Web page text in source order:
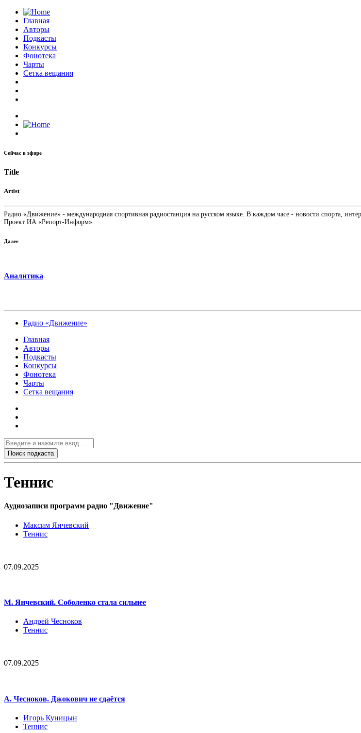
Главная
Авторы
Подкасты
Конкурсы
Фонотека
Чарты
Сетка вещания
Сейчас в эфире
Title
Artist
Радио «Движение» - международная спортивная радиостанция на русском языке. В каждом часе - новости спорта,
Проект ИА «Репорт-Информ».
Далее
Аналитика
Радио «Движение»
Главная
Авторы
Подкасты
Конкурсы
Фонотека
Чарты
Сетка вещания
Теннис
Аудиозаписи программ радио "Движение"
Максим Янчевский
Теннис
07.09.2025
М. Янчевский. Соболенко стала сильнее
Андрей Чесноков
Теннис
07.09.2025
А. Чесноков. Джокович не сдаётся
Игорь Куницын
Теннис